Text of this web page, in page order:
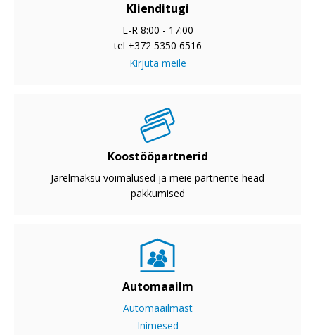
Klienditugi
E-R 8:00 - 17:00
tel +372 5350 6516
Kirjuta meile
Koostööpartnerid
Järelmaksu võimalused ja meie partnerite head
pakkumised
Automaailm
Automaailmast
Inimesed